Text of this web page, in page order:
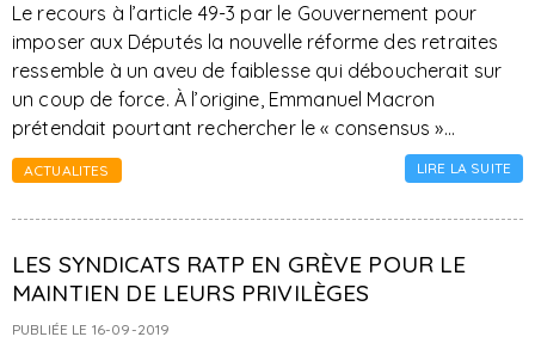
Le recours à l’article 49-3 par le Gouvernement pour
imposer aux Députés la nouvelle réforme des retraites
ressemble à un aveu de faiblesse qui déboucherait sur
un coup de force. À l’origine, Emmanuel Macron
prétendait pourtant rechercher le « consensus »…
ACTUALITES LIRE LA SUITE
LES SYNDICATS RATP EN GRÈVE POUR LE
MAINTIEN DE LEURS PRIVILÈGES
PUBLIÉE LE 16-09-2019